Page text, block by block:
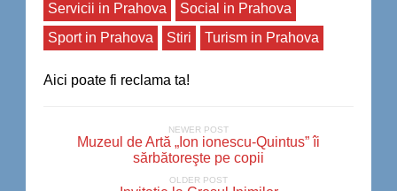
Servicii in Prahova
Social in Prahova
Sport in Prahova
Stiri Turism in Prahova
Aici poate fi reclama ta!
NEWER POST
Muzeul de Artă „Ion ionescu-Quintus” îi
sărbătoreşte pe copii
OLDER POST